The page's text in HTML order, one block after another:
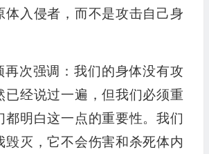
体入侵者，而不是攻击自己身
再次强调：我们的身体没有攻
已经说过一遍，但我们必须重
都明白这一点的重要性。我们
毁灭，它不会伤害和杀死体内